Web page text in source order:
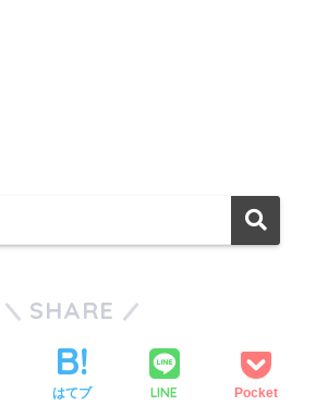
SHARE
はてブ LINE Pocket